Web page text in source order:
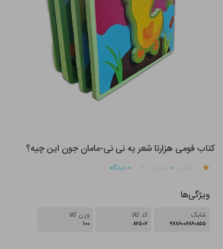
کتاب فومی هزارتا شعر یه نی نی-مامان جون این چیه؟
. ۰ ۰ دیدگاه
ویژگی‌ها
شابک
۹۷۸۶۰۰۶۸۶۰۸۵۵
کد کالا
۸۷۵۰۷
وزن کالا
۱۰۰